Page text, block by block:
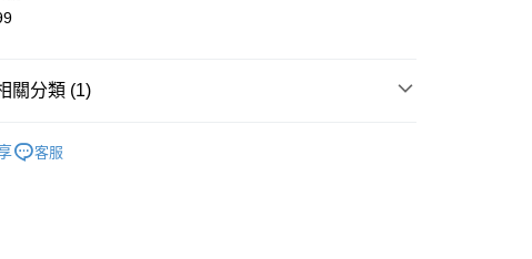
關分類 (1)
客服